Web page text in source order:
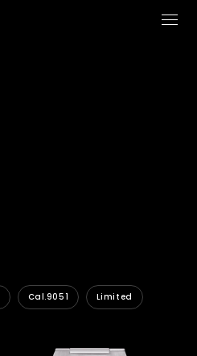
Cal.9051 Limited